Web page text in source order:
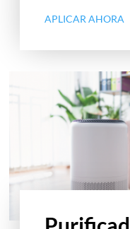
APLICAR AHORA